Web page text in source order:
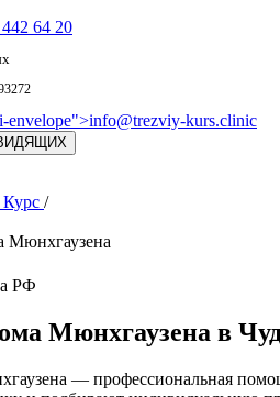
64 20
envelope">info@trezviy-kurs.clinic
/
Мюнхгаузена
РФ
Мюнхгаузена в
— профессиональная